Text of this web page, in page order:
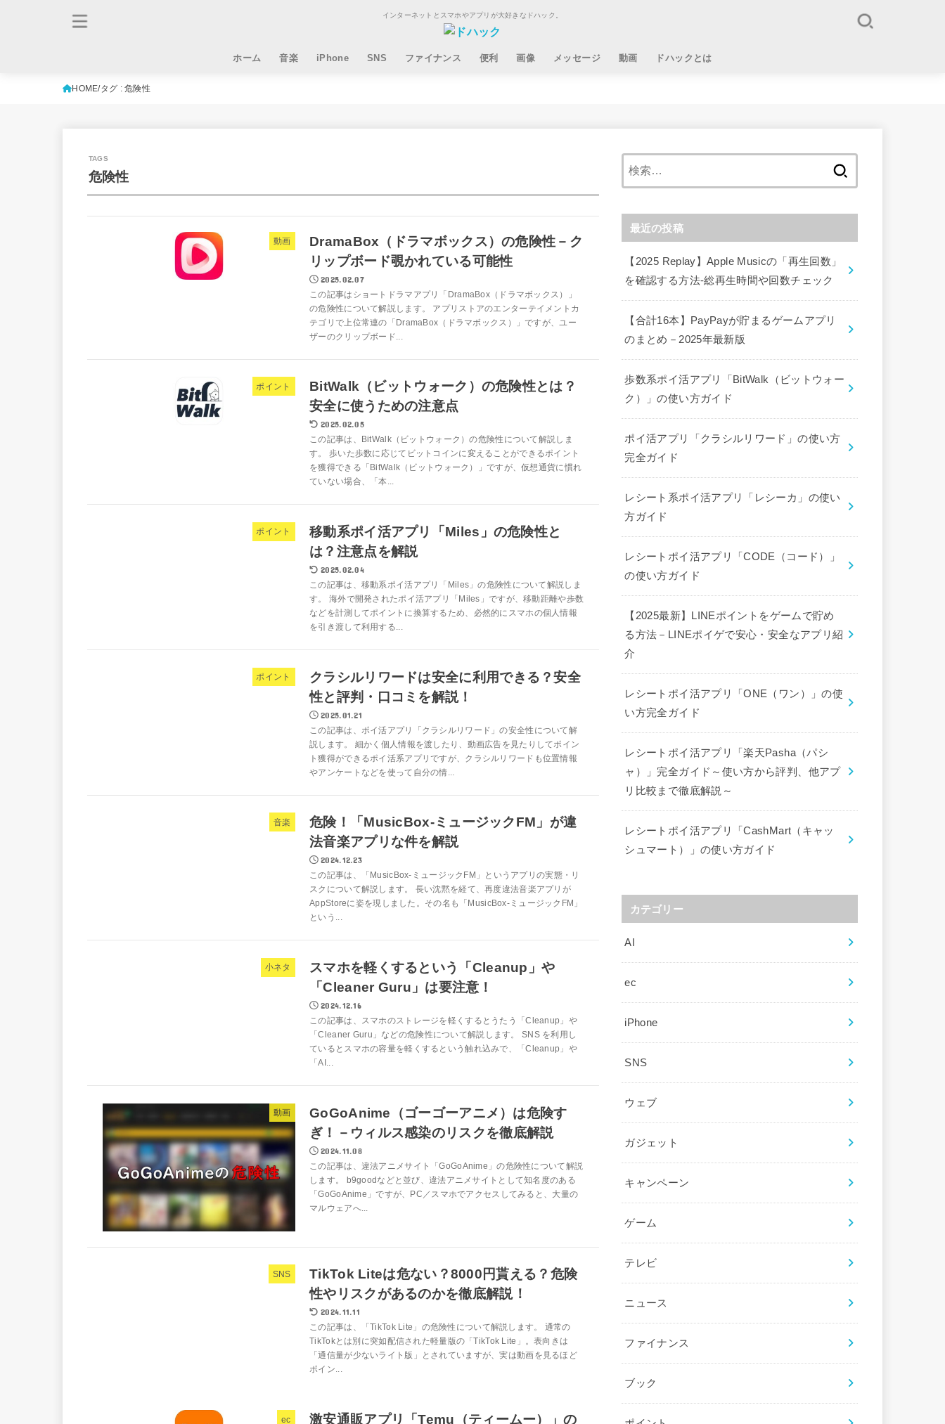
インターネットとスマホやアプリが大好きなドハック。
ホーム 音楽 iPhone SNS ファイナンス 便利 画像 メッセージ 動画 ドハックとは
HOME タグ : 危険性
危険性
動画
DramaBox（ドラマボックス）の危険性－ク
リップボード覗かれている可能性
2025.02.07
この記事はショートドラマアプリ「DramaBox（ドラマボックス）」
の危険性について解説します。 アプリストアのエンターテイメントカ
テゴリで上位常連の「DramaBox（ドラマボックス）」ですが、ユー
ザーのクリップボード...
ポイント
BitWalk（ビットウォーク）の危険性とは？
安全に使うための注意点
2025.02.05
この記事は、BitWalk（ビットウォーク）の危険性について解説しま
す。 歩いた歩数に応じてビットコインに変えることができるポイント
を獲得できる「BitWalk（ビットウォーク）」ですが、仮想通貨に慣れ
ていない場合、「本...
ポイント
移動系ポイ活アプリ「Miles」の危険性と
は？注意点を解説
2025.02.04
この記事は、移動系ポイ活アプリ「Miles」の危険性について解説しま
す。 海外で開発されたポイ活アプリ「Miles」ですが、移動距離や歩数
などを計測してポイントに換算するため、必然的にスマホの個人情報
を引き渡して利用する...
ポイント
クラシルリワードは安全に利用できる？安全
性と評判・口コミを解説！
2025.01.21
この記事は、ポイ活アプリ「クラシルリワード」の安全性について解
説します。 細かく個人情報を渡したり、動画広告を見たりしてポイン
ト獲得ができるポイ活系アプリですが、クラシルリワードも位置情報
やアンケートなどを使って自分の情...
音楽
危険！「MusicBox-ミュージックFM」が違
法音楽アプリな件を解説
2024.12.23
この記事は、「MusicBox-ミュージックFM」というアプリの実態・リ
スクについて解説します。 長い沈黙を経て、再度違法音楽アプリが
AppStoreに姿を現しました。その名も「MusicBox-ミュージックFM」
という...
小ネタ
スマホを軽くするという「Cleanup」や
「Cleaner Guru」は要注意！
2024.12.16
この記事は、スマホのストレージを軽くするとうたう「Cleanup」や
「Cleaner Guru」などの危険性について解説します。 SNS を利用し
ているとスマホの容量を軽くするという触れ込みで、「Cleanup」や
「AI...
動画
GoGoAnime（ゴーゴーアニメ）は危険す
ぎ！－ウィルス感染のリスクを徹底解説
2024.11.08
この記事は、違法アニメサイト「GoGoAnime」の危険性について解説
します。 b9goodなどと並び、違法アニメサイトとして知名度のある
「GoGoAnime」ですが、PC／スマホでアクセスしてみると、大量の
マルウェアへ...
SNS
TikTok Liteは危ない？8000円貰える？危険
性やリスクがあるのかを徹底解説！
2024.11.11
この記事は、「TikTok Lite」の危険性について解説します。 通常の
TikTokとは別に突如配信された軽量版の「TikTok Lite」。表向きは
「通信量が少ないライト版」とされていますが、実は動画を見るほど
ポイン...
ec
激安通販アプリ「Temu（ティームー）」の
最近の投稿
【2025 Replay】Apple Musicの「再生回数」
を確認する方法-総再生時間や回数チェック
【合計16本】PayPayが貯まるゲームアプリ
のまとめ－2025年最新版
歩数系ポイ活アプリ「BitWalk（ビットウォー
ク）」の使い方ガイド
ポイ活アプリ「クラシルリワード」の使い方
完全ガイド
レシート系ポイ活アプリ「レシーカ」の使い
方ガイド
レシートポイ活アプリ「CODE（コード）」
の使い方ガイド
【2025最新】LINEポイントをゲームで貯め
る方法－LINEポイゲで安心・安全なアプリ紹
介
レシートポイ活アプリ「ONE（ワン）」の使
い方完全ガイド
レシートポイ活アプリ「楽天Pasha（パシ
ャ）」完全ガイド～使い方から評判、他アプ
リ比較まで徹底解説～
レシートポイ活アプリ「CashMart（キャッ
シュマート）」の使い方ガイド
カテゴリー
AI
ec
iPhone
SNS
ウェブ
ガジェット
キャンペーン
ゲーム
テレビ
ニュース
ファイナンス
ブック